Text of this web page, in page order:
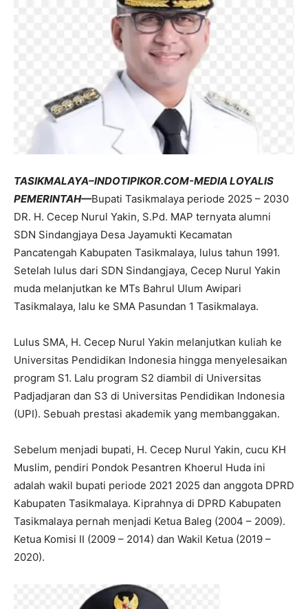
TASIKMALAYA–INDOTIPIKOR.COM-MEDIA LOYALIS
PEMERINTAH—Bupati Tasikmalaya periode 2025 – 2030
DR. H. Cecep Nurul Yakin, S.Pd. MAP ternyata alumni
SDN Sindangjaya Desa Jayamukti Kecamatan
Pancatengah Kabupaten Tasikmalaya, lulus tahun 1991.
Setelah lulus dari SDN Sindangjaya, Cecep Nurul Yakin
muda melanjutkan ke MTs Bahrul Ulum Awipari
Tasikmalaya, lalu ke SMA Pasundan 1 Tasikmalaya.
Lulus SMA, H. Cecep Nurul Yakin melanjutkan kuliah ke
Universitas Pendidikan Indonesia hingga menyelesaikan
program S1. Lalu program S2 diambil di Universitas
Padjadjaran dan S3 di Universitas Pendidikan Indonesia
(UPI). Sebuah prestasi akademik yang membanggakan.
Sebelum menjadi bupati, H. Cecep Nurul Yakin, cucu KH
Muslim, pendiri Pondok Pesantren Khoerul Huda ini
adalah wakil bupati periode 2021 2025 dan anggota DPRD
Kabupaten Tasikmalaya. Kiprahnya di DPRD Kabupaten
Tasikmalaya pernah menjadi Ketua Baleg (2004 – 2009).
Ketua Komisi II (2009 – 2014) dan Wakil Ketua (2019 –
2020).